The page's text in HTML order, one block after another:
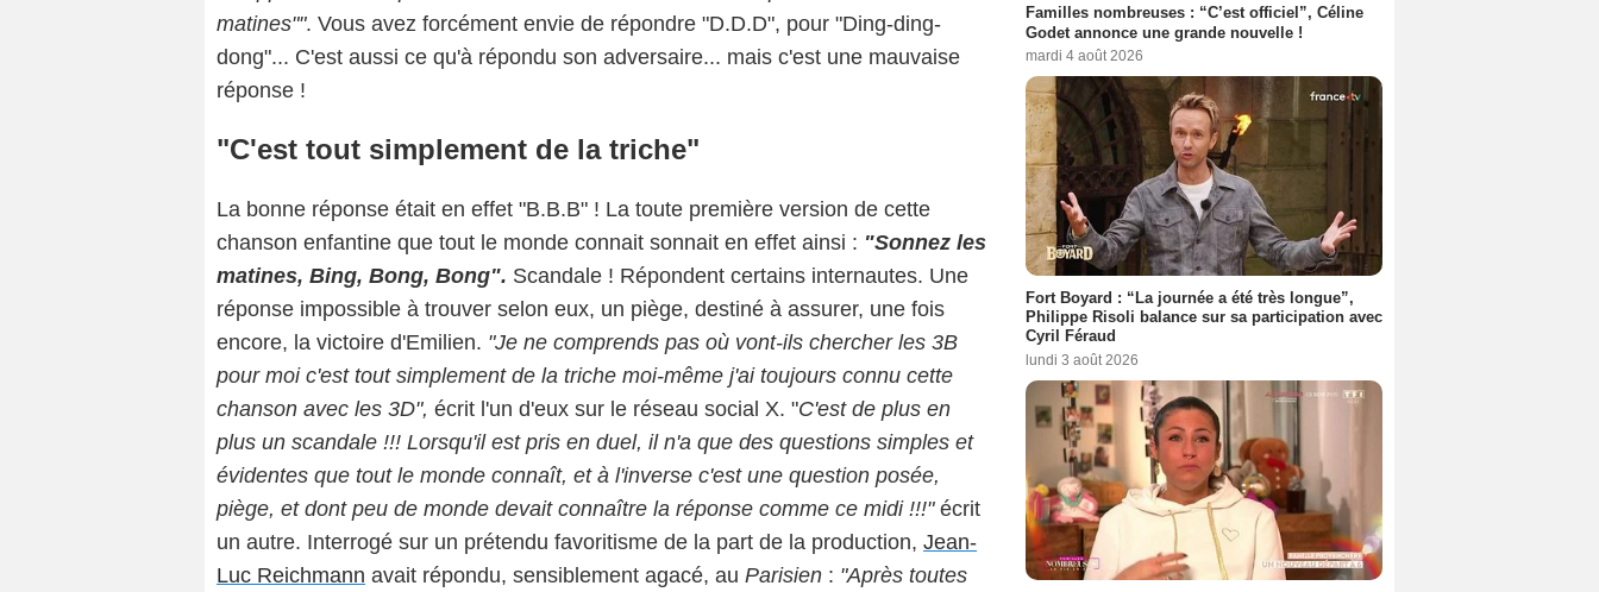
matines"". Vous avez forcément envie de répondre "D.D.D", pour "Ding-ding-
dong"... C'est aussi ce qu'à répondu son adversaire... mais c'est une mauvaise
réponse !
"C'est tout simplement de la triche"
La bonne réponse était en effet "B.B.B" ! La toute première version de cette
chanson enfantine que tout le monde connait sonnait en effet ainsi : "Sonnez les
matines, Bing, Bong, Bong". Scandale ! Répondent certains internautes. Une
réponse impossible à trouver selon eux, un piège, destiné à assurer, une fois
encore, la victoire d'Emilien. "Je ne comprends pas où vont-ils chercher les 3B
pour moi c'est tout simplement de la triche moi-même j'ai toujours connu cette
chanson avec les 3D", écrit l'un d'eux sur le réseau social X. "C'est de plus en
plus un scandale !!! Lorsqu'il est pris en duel, il n'a que des questions simples et
évidentes que tout le monde connaît, et à l'inverse c'est une question posée,
piège, et dont peu de monde devait connaître la réponse comme ce midi !!!"écrit
un autre. Interrogé sur un prétendu favoritisme de la part de la production, Jean-
Luc Reichmann avait répondu, sensiblement agacé, au Parisien : "Après toutes
Familles nombreuses : “C’est officiel”, Céline
Godet annonce une grande nouvelle !
mardi 4 août 2026
Fort Boyard : “La journée a été très longue”,
Philippe Risoli balance sur sa participation avec
Cyril Féraud
lundi 3 août 2026